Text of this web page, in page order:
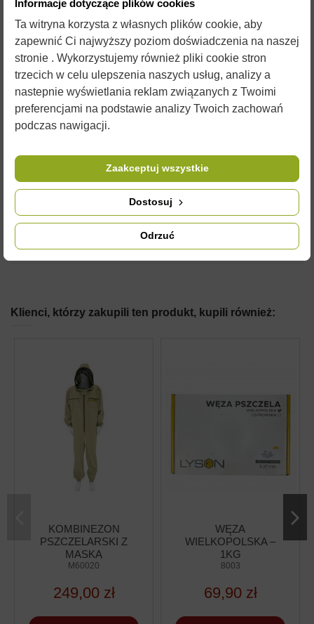
DO SITA -
CYLINDRYCZNEGO
Dostojakapolecamy solidne sita. Polecamy również przydatne
miodarkiorazodstojniki.
Zdjęcia są ilustracją poglądową i czasami przedmioty mogą
różnić się od wyglądu w rzeczywistości. Nie zmienia to jednak
SZCZEGÓŁY PRODUKTU
Klienci, którzy zakupili ten produkt, kupili również:
KOMBINEZON
PSZCZELARSKI Z
MASKĄ
M60020
249,00 zł
WĘZA
WIELKOPOLSKA –
1KG
8003
69,90 zł
Informacje dotyczące plików cookies
Ta witryna korzysta z własnych plików cookie, aby
zapewnić Ci najwyższy poziom doświadczenia na naszej
stronie . Wykorzystujemy również pliki cookie stron
trzecich w celu ulepszenia naszych usług, analizy a
nastepnie wyświetlania reklam związanych z Twoimi
preferencjami na podstawie analizy Twoich zachowań
podczas nawigacji.
Odrzuć
Dostosuj
Zaakceptuj wszystkie